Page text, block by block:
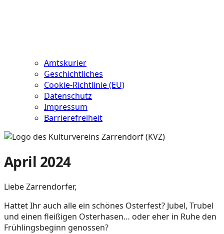
Amtskurier
Geschichtliches
Cookie-Richtlinie (EU)
Datenschutz
Impressum
Barrierefreiheit
April 2024
Liebe Zarrendorfer,
Hattet Ihr auch alle ein schönes Osterfest? Jubel, Trubel
und einen fleißigen Osterhasen… oder eher in Ruhe den
Frühlingsbeginn genossen?